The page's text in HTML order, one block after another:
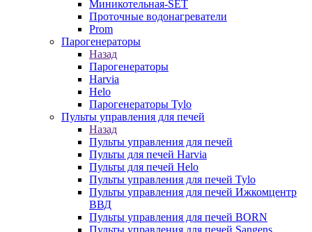
Миникотельная-SET
Проточные водонагреватели
Prom
Парогенераторы
Назад
Парогенераторы
Harvia
Helo
Парогенераторы Tylo
Пульты управления для печей
Назад
Пульты управления для печей
Пульты для печей Harvia
Пульты для печей Helo
Пульты управления для печей Tylo
Пульты управления для печей Ижкомцентр
ВВД
Пульты управления для печей BORN
Пульты управления для печей Sangens